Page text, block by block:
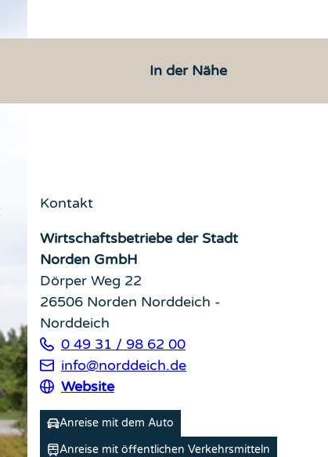
In der Nähe
Kontakt
Wirtschaftsbetriebe der Stadt
Norden GmbH
Dörper Weg 22
26506 Norden Norddeich -
Norddeich
0 49 31 / 98 62 00
info@norddeich.de
Website
Anreise mit dem Auto
Anreise mit öffentlichen Verkehrsmitteln